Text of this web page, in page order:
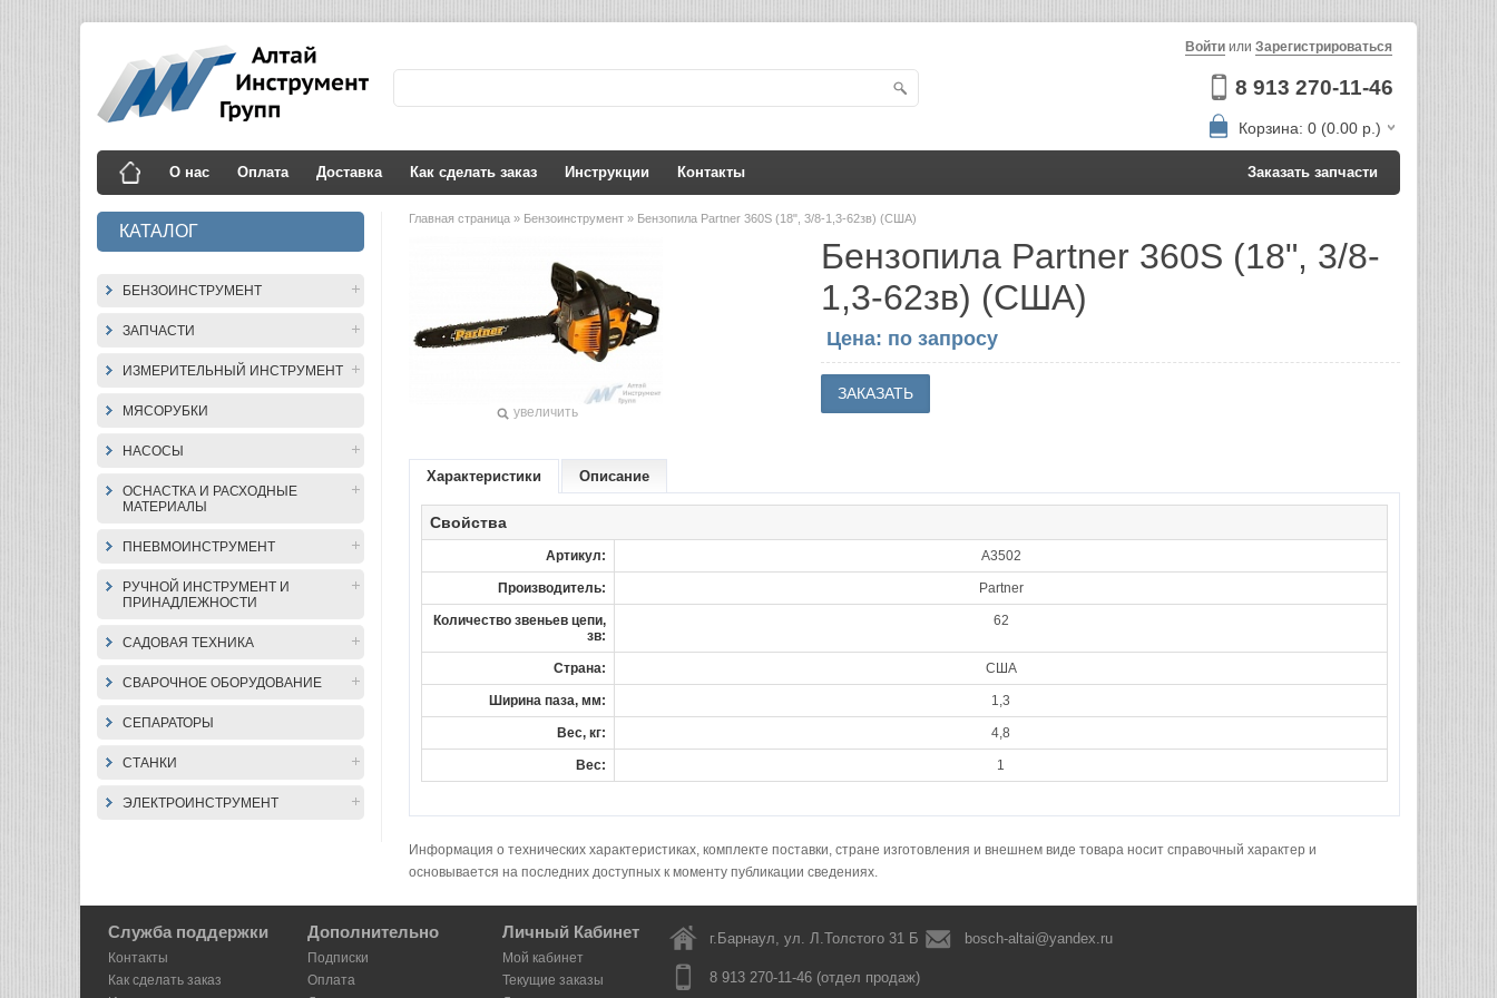
8 913 270-11-46
Войти или Зарегистрироваться
Корзина: 0 (0.00 р.)
О нас Оплата Доставка Как сделать заказ Инструкции Контакты Заказать запчасти
КАТАЛОГ
БЕНЗОИНСТРУМЕНТ
ЗАПЧАСТИ
ИЗМЕРИТЕЛЬНЫЙ ИНСТРУМЕНТ
МЯСОРУБКИ
НАСОСЫ
ОСНАСТКА И РАСХОДНЫЕ
МАТЕРИАЛЫ
ПНЕВМОИНСТРУМЕНТ
РУЧНОЙ ИНСТРУМЕНТ И
ПРИНАДЛЕЖНОСТИ
САДОВАЯ ТЕХНИКА
СВАРОЧНОЕ ОБОРУДОВАНИЕ
СЕПАРАТОРЫ
СТАНКИ
ЭЛЕКТРОИНСТРУМЕНТ
Главная страница » Бензоинструмент » Бензопила Partner 360S (18", 3/8-1,3-62зв) (США)
увеличить
Бензопила Partner 360S (18", 3/8-
1,3-62зв) (США)
Цена: по запросу
Характеристики Описание
Свойства
Артикул: A3502
Производитель: Partner
Количество звеньев цепи,
зв:
62
Страна: США
Ширина паза, мм: 1,3
Вес, кг: 4,8
Вес: 1
Информация о технических характеристиках, комплекте поставки, стране изготовления и внешнем виде товара носит справочный характер и
основывается на последних доступных к моменту публикации сведениях.
Служба поддержки
Контакты
Как сделать заказ
Дополнительно
Подписки
Оплата
Личный Кабинет
Мой кабинет
Текущие заказы
г.Барнаул, ул. Л.Толстого 31 Б bosch-altai@yandex.ru
8 913 270-11-46 (отдел продаж)